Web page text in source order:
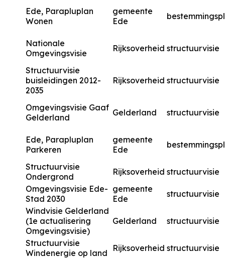
Ede, Parapluplan
Wonen
gemeente
Ede
Nationale
Omgevingsvisie
Rijksoverheid structuurvisie
Structuurvisie
buisleidingen 2012-
2035
Rijksoverheid structuurvisie
Omgevingsvisie Gaaf
Gelderland
Gelderland structuurvisie
Ede, Parapluplan
Parkeren
gemeente
Ede
Structuurvisie
Ondergrond
Rijksoverheid structuurvisie
Omgevingsvisie Ede-
Stad 2030
gemeente
Ede
structuurvisie
Windvisie Gelderland
(1e actualisering
Omgevingsvisie)
Gelderland structuurvisie
Structuurvisie
Windenergie op land
Rijksoverheid structuurvisie